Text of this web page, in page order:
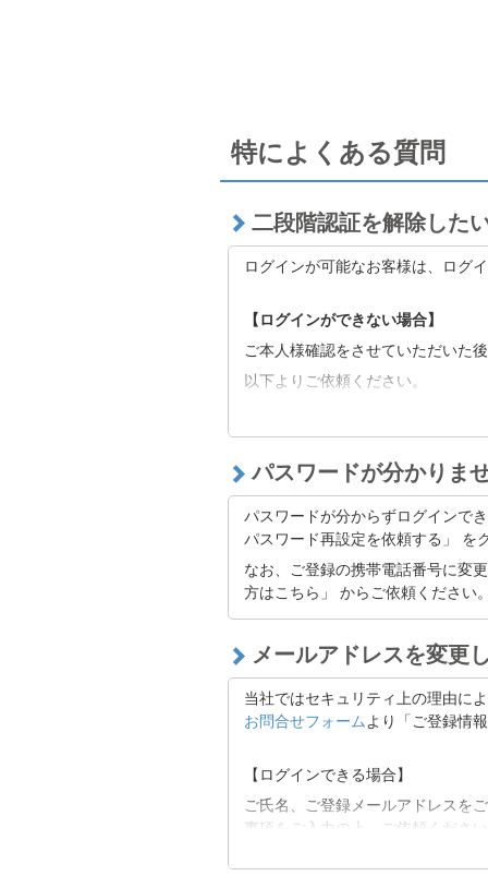
特によくある質問
二段階認証を解除したい
ログインが可能なお客様は、ログ
【ログインができない場合】
ご本人様確認をさせていただいた
以下よりご依頼ください。
※二段階認証解除後も当社の定め
たはキャリア側に起因する可能性
「@bitflyer.com」「@bitflyer.jp
フィルタリング設定に当社が該当し
迷惑メールフォルダに振り分けら
以下よりお問い合わせください。
■お問合せフォーム
パスワードが分かりませ
パスワードが分からずログインでき
パスワード再設定を依頼する」 を
なお、ご登録の携帯電話番号に変
方はこちら」 からご依頼ください
メールアドレスを変更し
当社ではセキュリティ上の理由に
お問合せフォームより「ご登録情
【ログインできる場合】
ご氏名、ご登録メールアドレスを
事項をご入力の上、ご依頼ください